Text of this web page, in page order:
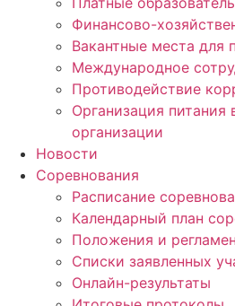
Финансово-
Вакантные места для
Международное
Противодействие
Организация питания
организации
Новости
Соревнования
Расписание
Календарный план
Положения и
Списки заявленных
Онлайн-результаты